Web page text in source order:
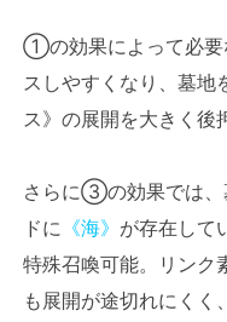
①の効果によって必要
スしやすくなり、墓地
ス》の展開を大きく後
さらに③の効果では、
ドに 《海》 が存在して
特殊召喚可能。リンク
も展開が途切れにくく